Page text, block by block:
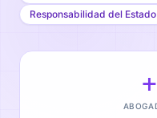
Responsabilidad del Estado